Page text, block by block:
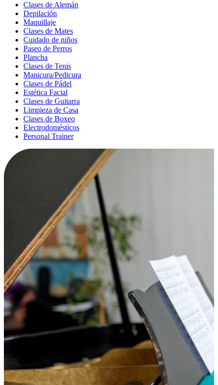
Clases de Alemán
Depilación
Maquillaje
Clases de Mates
Cuidado de niños
Paseo de Perros
Plancha
Clases de Tenis
Manicura/Pedicura
Clases de Pádel
Estética Facial
Clases de Guitarra
Limpieza de Casa
Clases de Boxeo
Electrodomésticos
Personal Trainer